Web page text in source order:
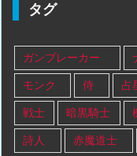
タグ
ガンブレーカー
モンク 侍 占
戦士 暗黒騎士
詩人 赤魔道士